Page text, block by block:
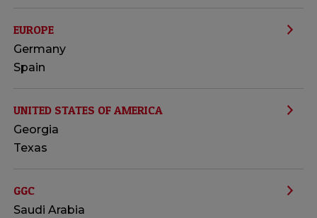
EUROPE
Germany
Spain
UNITED STATES OF AMERICA
Georgia
Texas
GGC
Saudi Arabia